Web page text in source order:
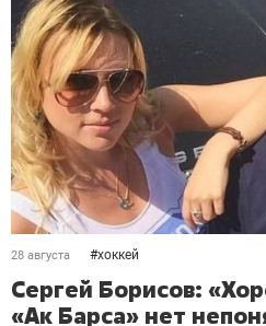
28 августа #хоккей
Сергей Борисов:
«Ак Барса» нет